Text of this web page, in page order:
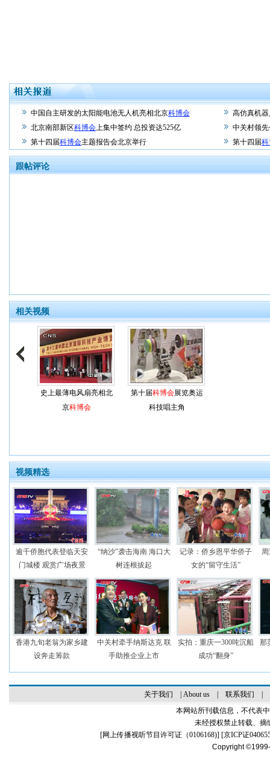
中国自主研发的太阳能电池无人机亮相北京科博会
高仿真机
北京南部新区科博会上集中签约 总投资达525亿
中关村领
第十四届科博会主题报告会北京举行 第十四届
跟帖评论
相关视频
史上最薄电风扇亮相北
京科博会
第十届科博会展览奥运
科技唱主角
视频精选
逾千侨胞代表登临天安
门城楼 观赏广场夜景
“纳沙”袭击海南 海口大
树连根拔起
记录：侨乡恩平华侨子
女的“留守生活”
香港九旬老翁为家乡建
设奔走筹款
中关村牵手纳斯达克 联
手助推企业上市
实拍：重庆一300吨沉船
成功“翻身”
那
关于我们 About us| 联系我们
本网站所刊载信息，不代表
未经授权禁止转载、摘
[网上传播视听节目许可证（0106168)] [京ICP证
Copyright